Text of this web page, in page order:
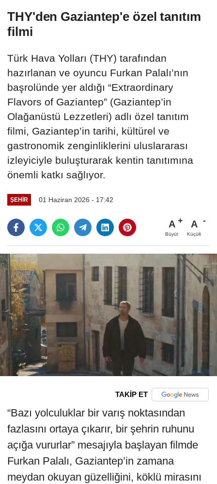
THY'den Gaziantep'e özel tanıtım
filmi
Türk Hava Yolları (THY) tarafından
hazırlanan ve oyuncu Furkan Palalı’nın
başrolünde yer aldığı “Extraordinary
Flavors of Gaziantep” (Gaziantep’in
Olağanüstü Lezzetleri) adlı özel tanıtım
filmi, Gaziantep’in tarihi, kültürel ve
gastronomik zenginliklerini uluslararası
izleyiciyle buluşturarak kentin tanıtımına
önemli katkı sağlıyor.
ŞEHIR 01 Haziran 2026 - 17:42
A
Büyüt
A
Küçült
TAKİP ET
“Bazı yolculuklar bir varış noktasından
fazlasını ortaya çıkarır, bir şehrin ruhunu
açığa vururlar” mesajıyla başlayan filmde
Furkan Palalı, Gaziantep’in zamana
meydan okuyan güzelliğini, köklü mirasını